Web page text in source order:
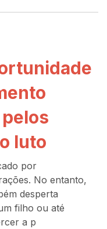
luto
por
No entanto,
desperta
filho ou até
a p